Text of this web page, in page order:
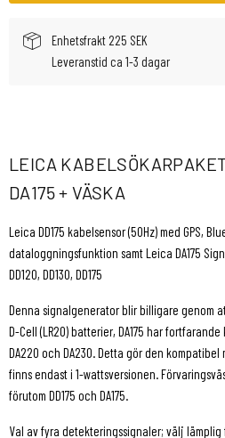
Enhetsfrakt 225 SEK
Leveranstid ca 1-3 dagar
LEICA
DA175 + VÄSKA
Leica DD175 kabelsensor (50Hz) med GPS,
dataloggningsfunktion samt Leica DA175
DD120, DD130, DD175
Denna signalgenerator blir billigare genom
D-Cell (LR20) batterier, DA175 har
DA220 och DA230. Detta gör den kompatibel
finns endast i 1-wattsversionen.
förutom DD175 och DA175.
Val av fyra detekteringssignaler; välj